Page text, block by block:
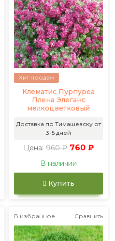
Хит продаж
Клематис Пурпуреа
Плена Элеганс
мелкоцветковый
Доставка по Тимашевску от
3-5 дней
Цена: 960 ₽ 760 ₽
В наличии
Купить
В избранное Сравнить